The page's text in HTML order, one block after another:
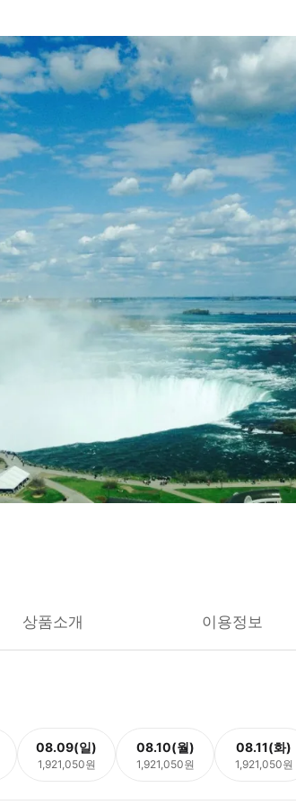
상품소개 이용정보
08.09(일)
1,921,050원
08.10(월)
1,921,050원
08.11(화)
1,921,050원